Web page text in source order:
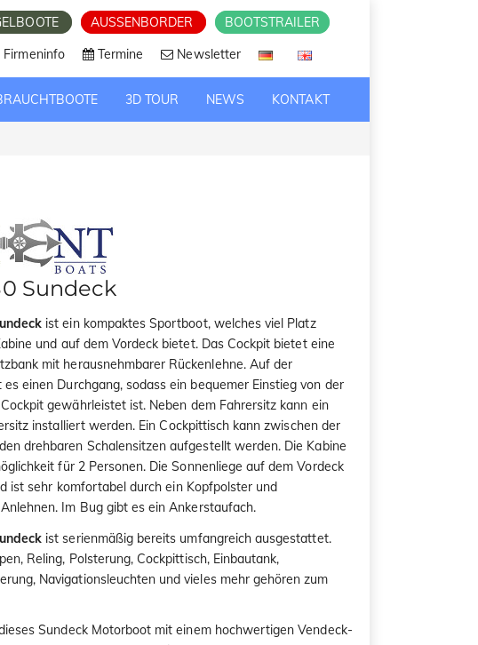
AUSSENBORDER BOOTSTRAILER
Firmeninfo Termine Newsletter
3D TOUR NEWS KONTAKT
Sundeck
ist ein kompaktes Sportboot, welches viel Platz
und auf dem Vordeck bietet. Das Cockpit bietet eine
mit herausnehmbarer Rückenlehne. Auf der
einen Durchgang, sodass ein bequemer Einstieg von der
gewährleistet ist. Neben dem Fahrersitz kann ein
installiert werden. Ein Cockpittisch kann zwischen der
drehbaren Schalensitzen aufgestellt werden. Die Kabine
für 2 Personen. Die Sonnenliege auf dem Vordeck
ist sehr komfortabel durch ein Kopfpolster und
Im Bug gibt es ein Ankerstaufach.
ist serienmäßig bereits umfangreich ausgestattet.
Reling, Polsterung, Cockpittisch, Einbautank,
Navigationsleuchten und vieles mehr gehören zum
Sundeck Motorboot mit einem hochwertigen Vendeck-